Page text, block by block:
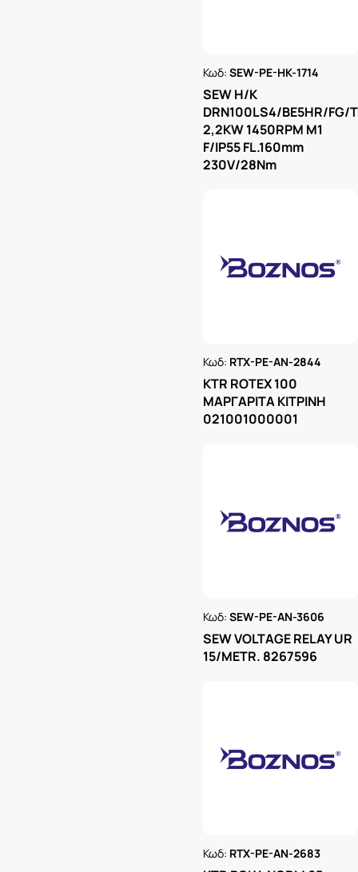
Κωδ:SEW-PE-HK-1714
SEW H/K
DRN100LS4/BE5HR/FG/
2,2KW 1450RPM M1
F/IP55 FL.160mm
230V/28Nm
Κωδ: RTX-PE-AN-2844
KTR ROTEX 100
ΜΑΡΓΑΡΙΤΑ ΚΙΤΡΙΝΗ
021001000001
Κωδ:SEW-PE-AN-3606
SEW VOLTAGE RELAY UR
15/METR. 8267596
Κωδ: RTX-PE-AN-2683